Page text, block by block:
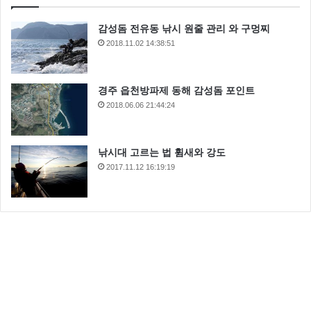
감성돔 전유동 낚시 원줄 관리 와 구멍찌
2018.11.02 14:38:51
경주 읍천방파제 동해 감성돔 포인트
2018.06.06 21:44:24
낚시대 고르는 법 휨새와 강도
2017.11.12 16:19:19